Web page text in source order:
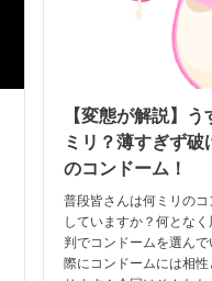
【変態が解説】
ミリ？薄すぎず破
のコンドーム！
普段皆さんは何ミリの
していますか？何とな
判でコンドームを選ん
際にコンドームには相